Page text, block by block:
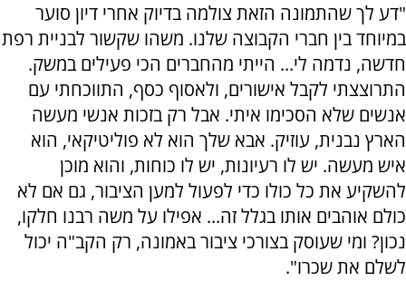
"דע לך שהתמונה הזאת צולמה בדיוק אחרי דיון סוער
במיוחד בין חברי הקבוצה שלנו. משהו שקשור לבניית רפת
חדשה, נדמה לי... הייתי מהחברים הכי פעילים במשק.
התרוצצתי לקבל אישורים, ולאסוף כסף, התווכחתי עם
אנשים שלא הסכימו איתי. אבל רק בזכות אנשי מעשה
הארץ נבנית, עוזיק. אבא שלך הוא לא פוליטיקאי, הוא
איש מעשה. יש לו רעיונות, יש לו כוחות, והוא מוכן
להשקיע את כל כולו כדי לפעול למען הציבור, גם אם לא
כולם אוהבים אותו בגלל זה... אפילו על משה רבנו חלקו,
נכון? ומי שעוסק בצורכי ציבור באמונה, רק הקב"ה יכול
לשלם את שכרו".